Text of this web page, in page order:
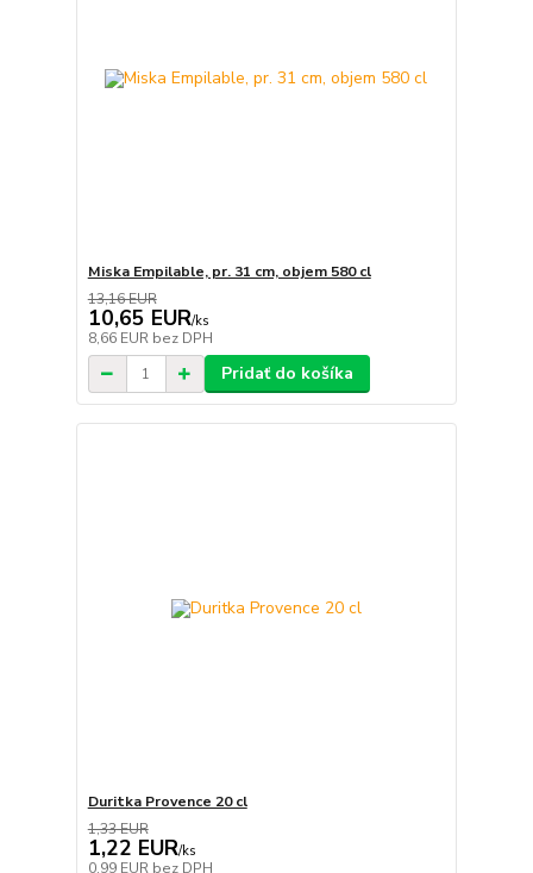
Miska Empilable, pr. 31 cm, objem 580 cl
13,16 EUR
10,65 EUR/ks
8,66 EUR bez DPH
Pridať do košíka
Duritka Provence 20 cl
1,33 EUR
1,22 EUR/ks
0,99 EUR bez DPH